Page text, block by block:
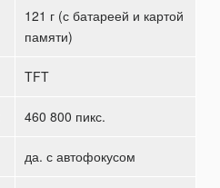
121 г (с батареей и картой
памяти)
TFT
460 800 пикс.
да. с автофокусом